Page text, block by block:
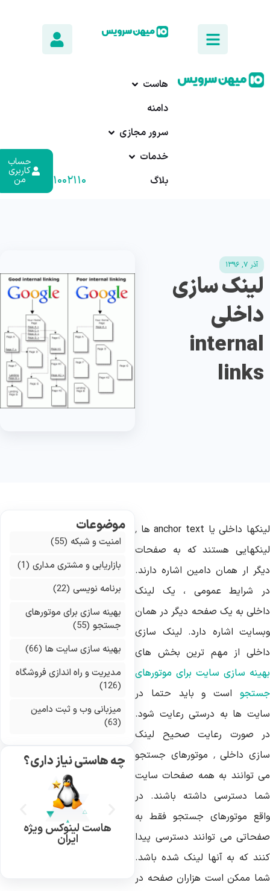
هاست
دامنه
سرور مجازی
خدمات
بلاگ
۰۱۷-۹۱۰۰۲۱۱۰
حساب
کاربری
من
آذر ۷, ۱۳۹۶
لینک سازی
داخلی
internal
links
هستند که به صفحات
ار همان دامین اشاره دارند.
شرایط عمومی ، یک لینک
به یک صفحه دیگر در همان
اشاره دارد. لینک سازی
از مهم ترین بخش های
سازی سایت برای موتورهای
است و باید حتما در
ها به درستی رعایت شود.
صورت رعایت صحیح لینک
سازی داخلی ٬ موتورهای جستجو
توانند به همه صفحات سایت
دسترسی داشته باشند. در
موتورهای جستجو فقط به
می توانند دسترسی پیدا
که به آنها لینک شده باشد.
ممکن است هزاران صفحه در
موضوعات
امنیت و شبکه(55)
بازاریابی و مشتری مداری(1)
برنامه نویسی(22)
بهینه سازی برای موتورهای
جستجو(55)
بهینه سازی سایت ها(66)
مدیریت و راه اندازی فروشگاه
میزبانی وب و ثبت دامین
چه هاستی نیاز داری؟
هاست لینوکس ویژه
ایران